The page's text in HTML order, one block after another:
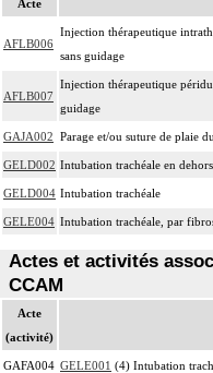
Acte
AFLB006
Injection thérapeutique
sans guidage
AFLB007
Injection thérapeutique
guidage
GAJA002 Parage et/ou suture de plaie
GELD002 Intubation trachéale en
GELD004 Intubation trachéale
GELE004 Intubation trachéale, par
Actes et activités
CCAM
Acte
(activité)
GAFA004 GELE001 (4) Intubation